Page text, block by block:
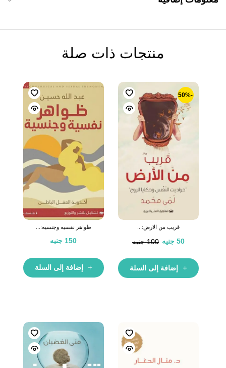
منتجات ذات صلة
-50%
قريب من الارض:...
100 جنيه 50 جنيه
إضافة إلى السلة
ظواهر نفسيه وجنسيه:...
150 جنيه
إضافة إلى السلة